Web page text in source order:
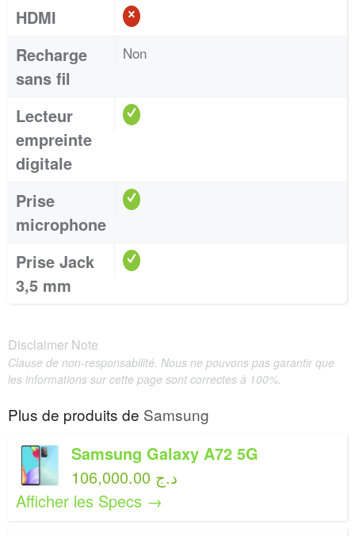
HDMI
Recharge
sans fil
Non
Lecteur
empreinte
digitale
Prise
microphone
Prise Jack
3,5 mm
Disclaimer Note
Clause de non-responsabilité. Nous ne pouvons pas garantir que
les informations sur cette page sont correctes à 100%.
Plus de produits de Samsung
Samsung Galaxy A72 5G
106,000.00 د.ج
Afficher les Specs →